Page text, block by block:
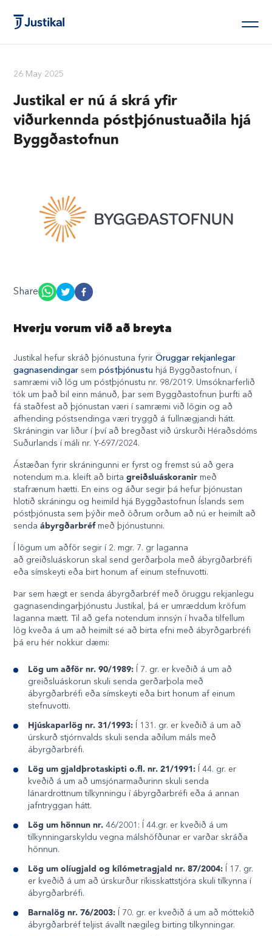
26 May 2025
Justikal er nú á skrá yfir
viðurkennda póstþjónustuaðila hjá
Byggðastofnun
Share
Hverju vorum við að breyta
Justikal hefur skráð þjónustuna fyrirÖruggar rekjanlegar
gagnasendingar sempóstþjónustu hjá Byggðastofnun, í
samræmi við lög um póstþjónustu nr. 98/2019. Umsóknarferlið
tók um það bil einn mánuð, þar sem Byggðastofnun þurfti að
fá staðfest að þjónustan væri í samræmi við lögin og að
afhending póstsendinga væri tryggð á fullnægjandi hátt.
Skráningin var liður í því að bregðast við úrskurði Héraðsdóms
Suðurlands í máli nr. Y-697/2024.
Ástæðan fyrir skráningunni er fyrst og fremst sú að gera
notendum m.a. kleift að birtagreiðsluáskoranir með
stafrænum hætti. En eins og áður segir þá hefur þjónustan
hlotið skráningu og heimild hjá Byggðastofnun Íslands sem
póstþjónusta sem þýðir með öðrum orðum að nú er heimilt að
sendaábyrgðarbréfmeð þjónustunni.
Í lögum um aðför segir í 2. mgr. 7. gr laganna
að greiðsluáskorun skal send gerðarþola með ábyrgðarbréfi
eða símskeyti eða birt honum af einum stefnuvotti.
Þar sem hægt er senda ábyrgðarbréf með öruggu rekjanlegu
gagnasendingarþjónustu Justikal, þá er umræddum kröfum
laganna mætt. Til að gefa notendum innsýn í hvaða tilfellum
lög kveða á um að heimilt sé að birta efni með ábyrðgarbréfi
þá eru hér nokkur dæmi:
Lög um aðför nr. 90/1989: Í 7. gr. er kveðið á um að
greiðsluáskorun skuli senda gerðarþola með
ábyrgðarbréfi eða símskeyti eða birt honum af einum
stefnuvotti.
Hjúskaparlög nr. 31/1993: Í 131. gr. er kveðið á um að
úrskurð stjórnvalds skuli senda aðilum máls með
ábyrgðarbréfi.
Lög um gjaldþrotaskipti o.fl. nr. 21/1991: Í 44. gr. er
kveðið á um að umsjónarmaðurinn skuli senda
lánardrottnum tilkynningu í ábyrgðarbréfi eða á annan
jafntryggan hátt.
Lög um hönnun nr. 46/2001: Í 44.gr. er kveðið á um
tilkynningarskyldu vegna málshöfðunar er varðar skráða
hönnun.
Lög um olíugjald og kílómetragjald nr. 87/2004: Í 17. gr.
er kveðið á um að úrskurður ríkisskattstjóra skuli tilkynna í
ábyrgðarbréfi.
Barnalög nr. 76/2003: Í 70. gr. er kveðið á um að móttekið
ábyrgðarbréf teljist ávallt nægileg birting tilkynningar.